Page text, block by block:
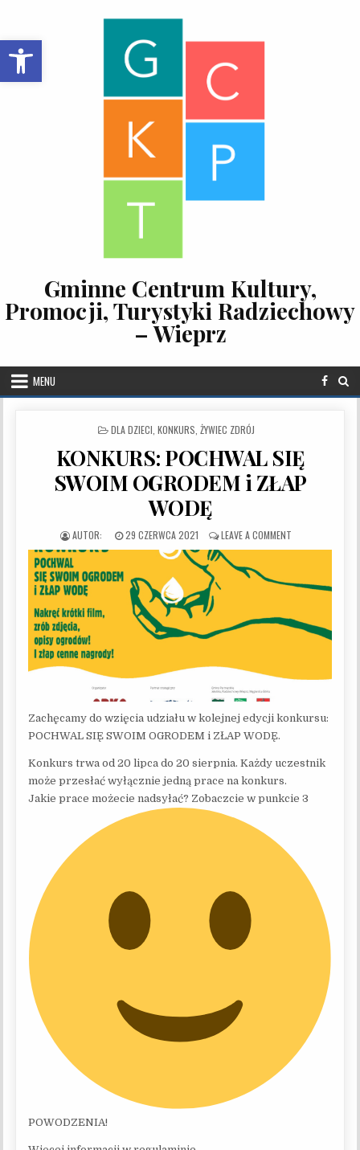
Open toolbar
Gminne Centrum Kultury,
Promocji, Turystyki Radziechowy
– Wieprz
MENU
POSTED IN
DLA DZIECI KONKURS ŻYWIEC ZDRÓJ
KONKURS: POCHWAL SIĘ
SWOIM OGRODEM i ZŁAP
WODĘ
PUBLISHED DATE:
29 CZERWCA 2021 LEAVE A COMMENT
Zachęcamy do wzięcia udziału w kolejnej edycji konkursu:
POCHWAL SIĘ SWOIM OGRODEM i ZŁAP WODĘ.
Konkurs trwa od 20 lipca do 20 sierpnia. Każdy uczestnik
może przesłać wyłącznie jedną prace na konkurs.
Jakie prace możecie nadsyłać? Zobaczcie w punkcie 3
POWODZENIA!